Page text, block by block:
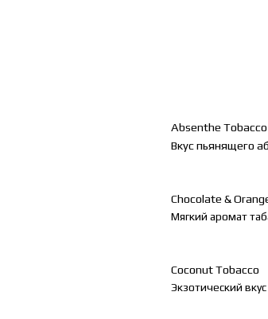
Absenthe Tobacco
Вкус пьянящего
Chocolate &
Мягкий аромат
Coconut Tobacco
Экзотический